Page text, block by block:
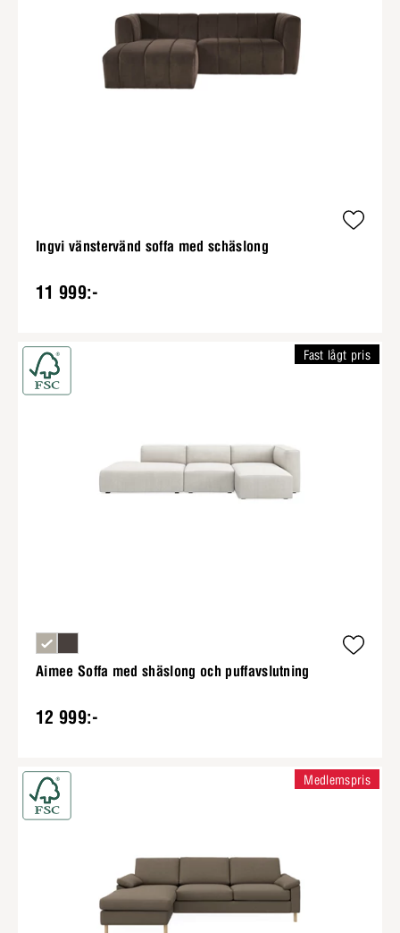
Ingvi vänstervänd soffa med schäslong
11 999:-
Aimee Soffa med shäslong och puffavslutning
12 999:-
Fast lågt pris
Medlemspris